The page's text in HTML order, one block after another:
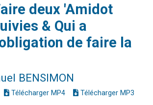
deux 'Amidot
& Qui a
de faire la
BENSIMON
Télécharger MP4 Télécharger MP3